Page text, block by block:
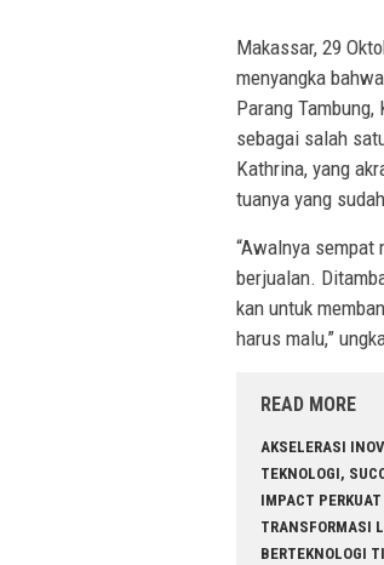
Makassar, 29
menyangka
Parang
sebagai salah
Kathrina, yang
tuanya yang
“Awalnya sempat
berjualan.
kan untuk
harus malu,”
READ MORE
AKSELERASI
TEKNOLOGI,
IMPACT PERKUAT
TRANSFORMASI
BERTEKNOLOGI